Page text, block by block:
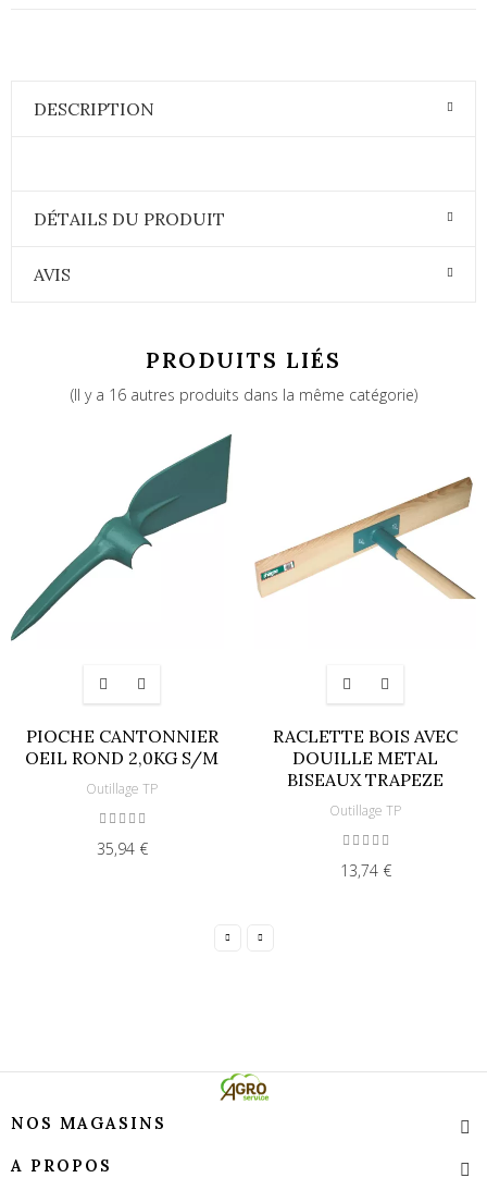
DESCRIPTION
DÉTAILS DU PRODUIT
AVIS
PRODUITS LIÉS
(Il y a 16 autres produits dans la même catégorie)
PIOCHE CANTONNIER
OEIL ROND 2,0KG S/M
Outillage TP
35,94 €
RACLETTE BOIS AVEC
DOUILLE METAL
BISEAUX TRAPEZE
Outillage TP
13,74 €
NOS MAGASINS
A PROPOS